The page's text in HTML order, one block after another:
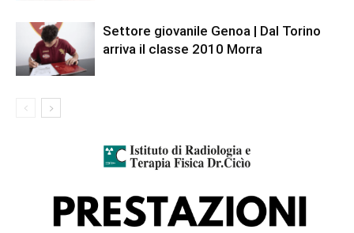
Settore giovanile Genoa | Dal Torino
arriva il classe 2010 Morra